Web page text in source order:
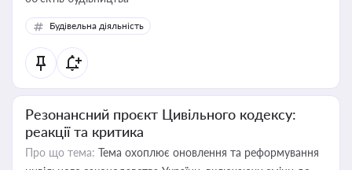
Будівельна діяльність
Резонансний проєкт Цивільного кодексу:
реакції та критика
Про що тема: Тема охоплює оновлення та реформування